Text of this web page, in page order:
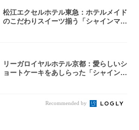
松江エクセルホテル東急：ホテルメイド
のこだわりスイーツ揃う「シャインマス
リーガロイヤルホテル京都：愛らしいシ
ョートケーキをあしらった「シャインマ
Recommended by